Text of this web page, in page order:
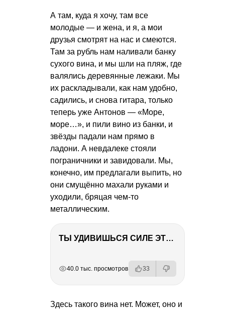
А там, куда я хочу, там все
молодые — и жена, и я, а мои
друзья смотрят на нас и смеются.
Там за рубль нам наливали банку
сухого вина, и мы шли на пляж, где
валялись деревянные лежаки. Мы
их раскладывали, как нам удобно,
садились, и снова гитара, только
теперь уже Антонов — «Море,
море…», и пили вино из банки, и
звёзды падали нам прямо в
ладони. А невдалеке стояли
пограничники и завидовали. Мы,
конечно, им предлагали выпить, но
они смущённо махали руками и
уходили, бряцая чем-то
металлическим.
ТЫ УДИВИШЬСЯ СИЛЕ ЭТО ЧЕЛОВЕКА! Блог о нашей поездке в Вышний Волочек
40.0 тыс. просмотров 33
Здесь такого вина нет. Может, оно и